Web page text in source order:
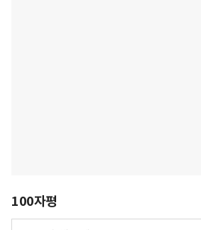
100자평